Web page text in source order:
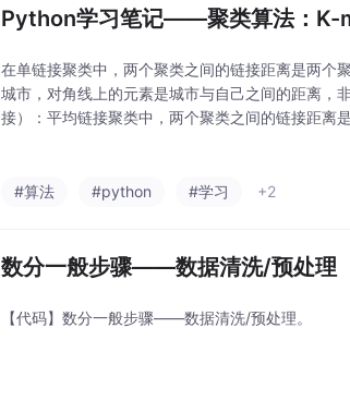
Python学习笔记——聚类算法：K-
在单链接聚类中，两个聚类之间的链接距离是两个
城市，对角线上的元素是城市与自己之间的距离，
接）：平均链接聚类中，两个聚类之间的链接距离
#算法
#python #学习 +2
数分一般步骤——数据清洗/预处理
【代码】数分一般步骤——数据清洗/预处理。